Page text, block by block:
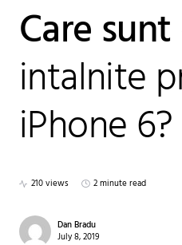
Care
intalnite
iPhone 6?
210 views 2 minute read
Dan Bradu
July 8, 2019